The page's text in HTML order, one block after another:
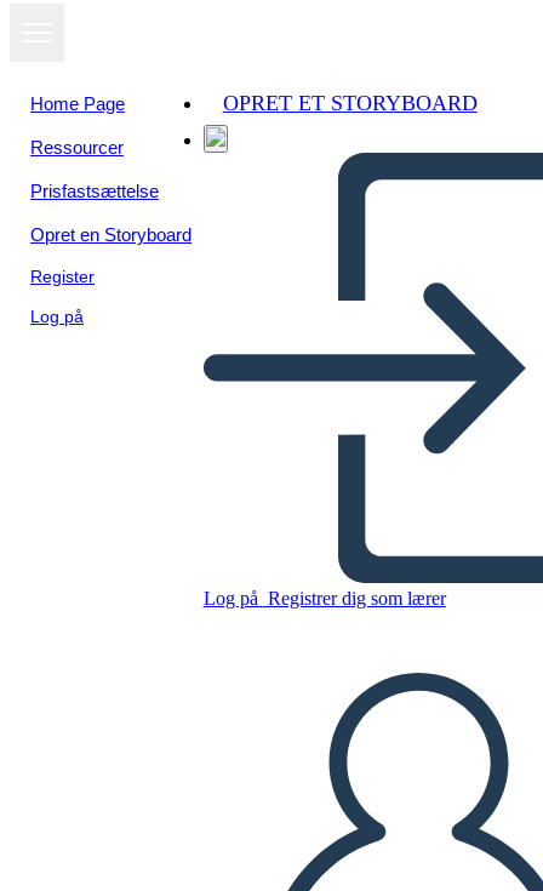
Home Page
Ressourcer
Prisfastsættelse
Opret en Storyboard
Register
Log på
OPRET ET STORYBOARD
Log på Registrer dig som lærer
Kopier dette storyboard
LAVE ET STORYBOARD
LÆS FOR MIG